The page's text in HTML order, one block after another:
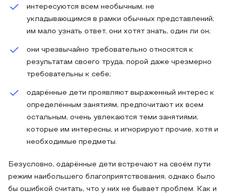
интересуются всем необычным, не
укладывающимся в рамки обычных представлений;
им мало узнать ответ, они хотят знать, один ли он;
они чрезвычайно требовательно относятся к
результатам своего труда, порой даже чрезмерно
требовательны к себе;
одарённые дети проявляют выраженный интерес к
определённым занятиям, предпочитают их всем
остальным, очень увлекаются теми занятиями,
которые им интересны, и игнорируют прочие, хотя и
необходимые предметы.
Безусловно, одарённые дети встречают на своём пути
режим наибольшего благоприятствования, однако было
бы ошибкой считать, что у них не бывает проблем. Как и